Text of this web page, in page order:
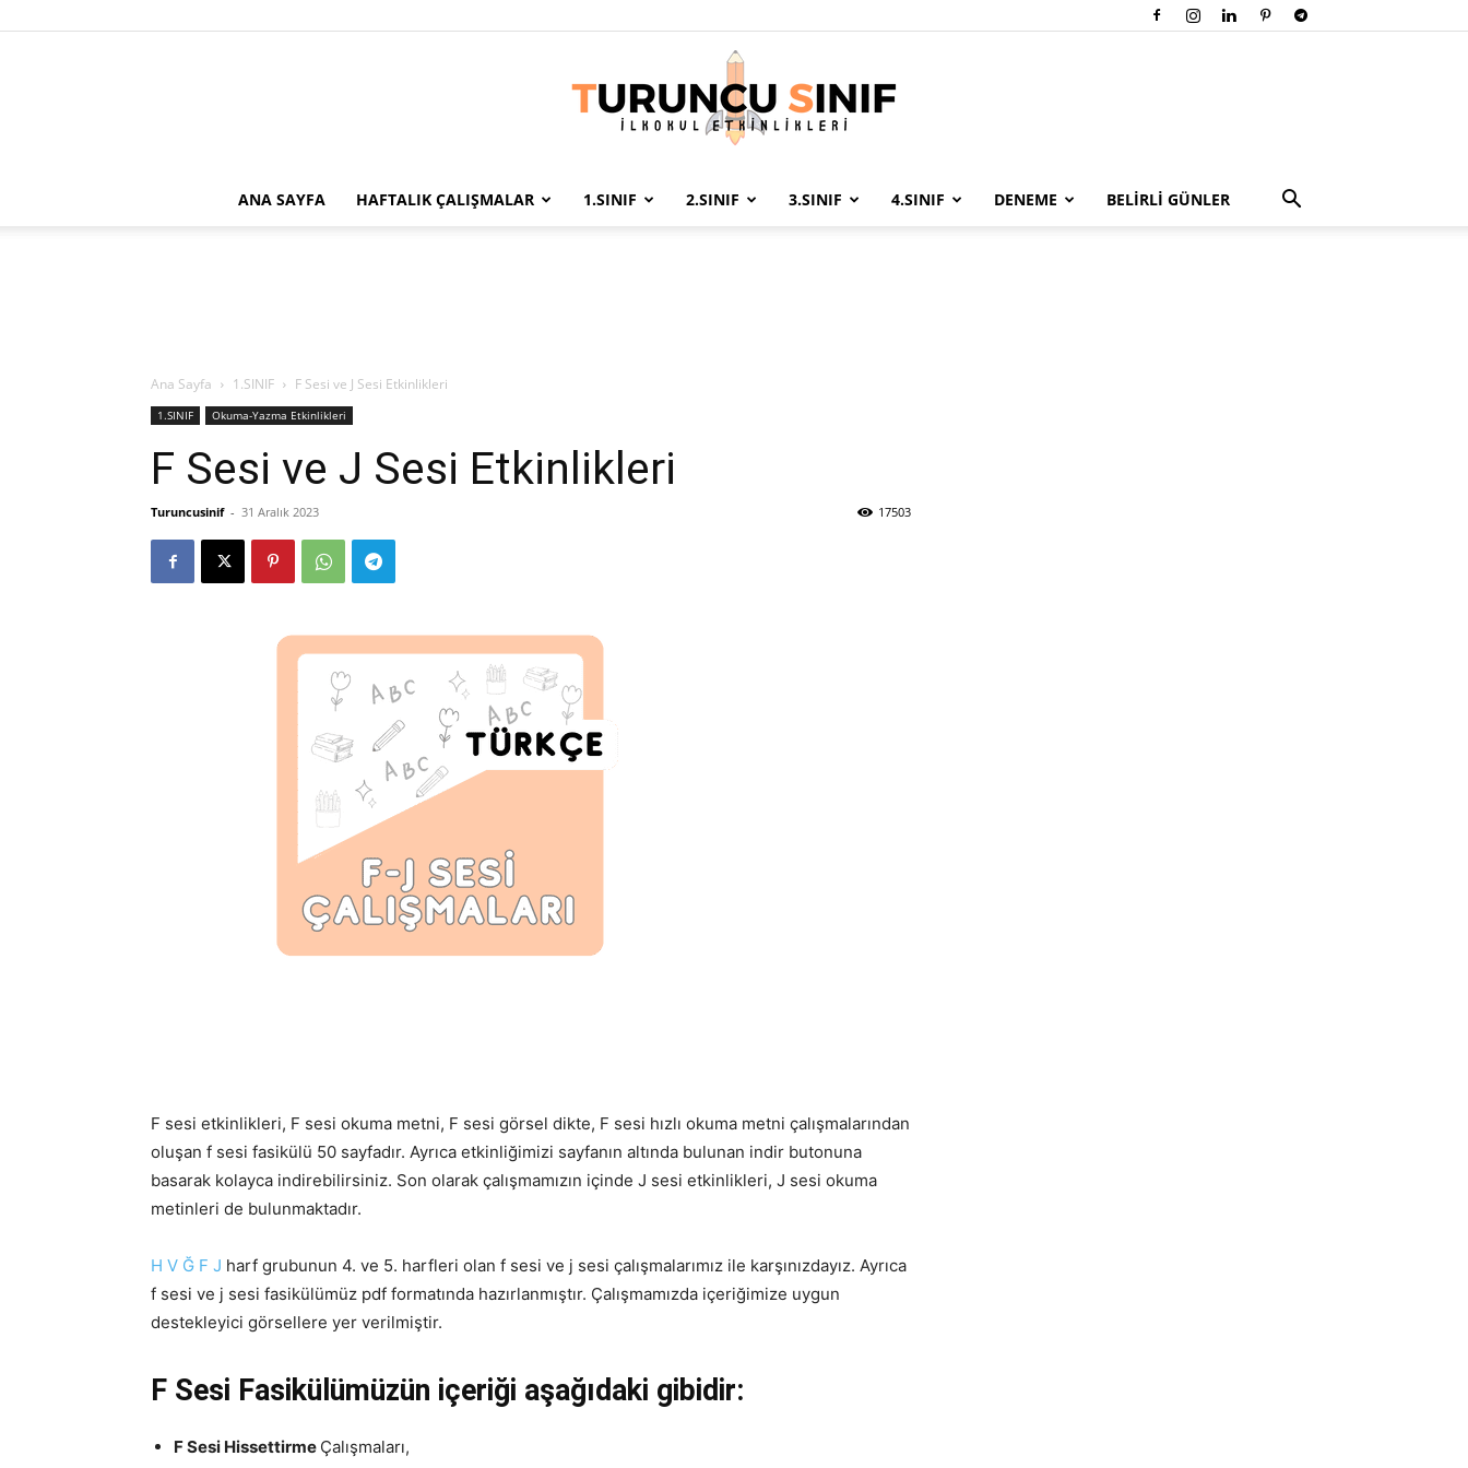
ANA SAYFA HAFTALIK ÇALIŞMALAR 1.SINIF 2.SINIF 3.SINIF 4.SINIF DENEME BELİRLİ GÜNLER
Ana Sayfa 1.SINIF F Sesi ve J Sesi Etkinlikleri
1.SINIF Okuma-Yazma Etkinlikleri
F Sesi ve J Sesi Etkinlikleri
Turuncusinif - 31 Aralık 2023 17503
F sesi etkinlikleri, F sesi okuma metni, F sesi görsel dikte, F sesi hızlı okuma metni çalışmalarından
oluşan f sesi fasikülü 50 sayfadır. Ayrıca etkinliğimizi sayfanın altında bulunan indir butonuna
basarak kolayca indirebilirsiniz. Son olarak çalışmamızın içinde J sesi etkinlikleri, J sesi okuma
metinleri de bulunmaktadır.
H V Ğ F J harf grubunun 4. ve 5. harfleri olan f sesi ve j sesi çalışmalarımız ile karşınızdayız. Ayrıca
f sesi ve j sesi fasikülümüz pdf formatında hazırlanmıştır. Çalışmamızda içeriğimize uygun
destekleyici görsellere yer verilmiştir.
F Sesi Fasikülümüzün içeriği aşağıdaki gibidir:
F Sesi Hissettirme Çalışmaları,